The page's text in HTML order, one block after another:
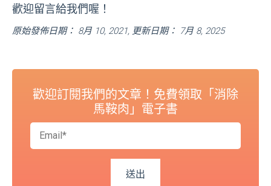
歡迎留言給我們喔！
原始發佈日期： 8月 10, 2021, 更新日期： 7月 8, 2025
歡迎訂閱我們的文章！免費領取「消除
馬鞍肉」電子書